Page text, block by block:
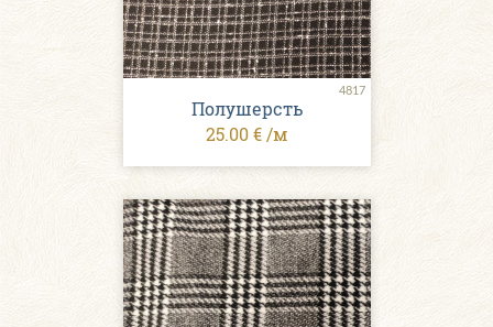
4817
Полушерсть
25.00 € /м